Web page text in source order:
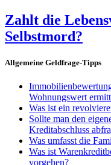
Zahlt die
Selbstmord?
Allgemeine Geldfrage-Tipps
Wohnungswert
Was ist ein
Sollte man den
Kreditabschluss
Was umfasst die
Was ist
vorgehen?